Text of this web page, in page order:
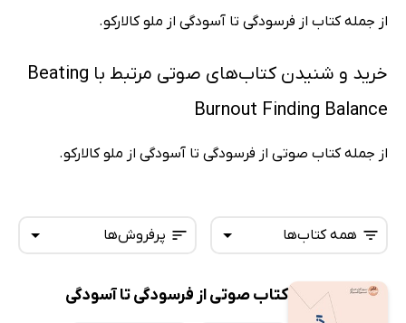
از جمله کتاب از فرسودگی تا آسودگی از ملو کالارکو.
خرید و شنیدن کتاب‌های صوتی مرتبط با Beating
Burnout Finding Balance
از جمله کتاب صوتی از فرسودگی تا آسودگی از ملو کالارکو.
پرفروش‌ها
تازه‌ها
همه کتاب‌ها
همه کتاب‌ها
کتاب صوتی از فرسودگی تا آسودگی